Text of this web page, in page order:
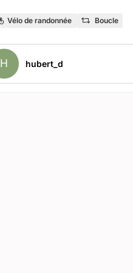
Vélo de randonnée Boucle
H hubert_d